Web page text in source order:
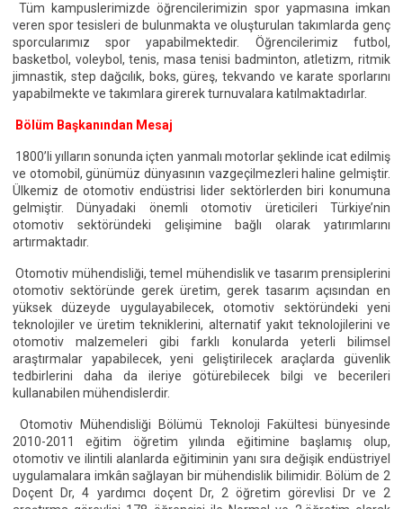
Tüm kampuslerimizde öğrencilerimizin spor yapmasına imkan
veren spor tesisleri de bulunmakta ve oluşturulan takımlarda genç
sporcularımız spor yapabilmektedir. Öğrencilerimiz futbol,
basketbol, voleybol, tenis, masa tenisi badminton, atletizm, ritmik
jimnastik, step dağcılık, boks, güreş, tekvando ve karate sporlarını
yapabilmekte ve takımlara girerek turnuvalara katılmaktadırlar.
Bölüm Başkanından Mesaj
1800’li yılların sonunda içten yanmalı motorlar şeklinde icat edilmiş
ve otomobil, günümüz dünyasının vazgeçilmezleri haline gelmiştir.
Ülkemiz de otomotiv endüstrisi lider sektörlerden biri konumuna
gelmiştir. Dünyadaki önemli otomotiv üreticileri Türkiye’nin
otomotiv sektöründeki gelişimine bağlı olarak yatırımlarını
artırmaktadır.
Otomotiv mühendisliği, temel mühendislik ve tasarım prensiplerini
otomotiv sektöründe gerek üretim, gerek tasarım açısından en
yüksek düzeyde uygulayabilecek, otomotiv sektöründeki yeni
teknolojiler ve üretim tekniklerini, alternatif yakıt teknolojilerini ve
otomotiv malzemeleri gibi farklı konularda yeterli bilimsel
araştırmalar yapabilecek, yeni geliştirilecek araçlarda güvenlik
tedbirlerini daha da ileriye götürebilecek bilgi ve becerileri
kullanabilen mühendislerdir.
Otomotiv Mühendisliği Bölümü Teknoloji Fakültesi bünyesinde
2010-2011 eğitim öğretim yılında eğitimine başlamış olup,
otomotiv ve ilintili alanlarda eğitiminin yanı sıra değişik endüstriyel
uygulamalara imkân sağlayan bir mühendislik bilimidir. Bölüm de 2
Doçent Dr, 4 yardımcı doçent Dr, 2 öğretim görevlisi Dr ve 2